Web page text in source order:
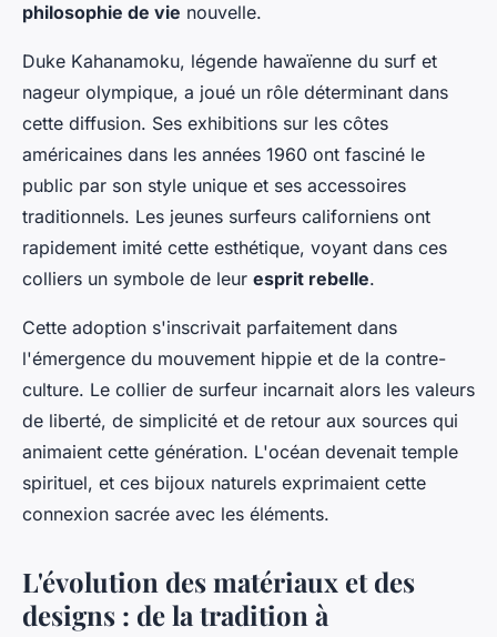
philosophie de vie nouvelle.
Duke Kahanamoku, légende hawaïenne du surf et
nageur olympique, a joué un rôle déterminant dans
cette diffusion. Ses exhibitions sur les côtes
américaines dans les années 1960 ont fasciné le
public par son style unique et ses accessoires
traditionnels. Les jeunes surfeurs californiens ont
rapidement imité cette esthétique, voyant dans ces
colliers un symbole de leur esprit rebelle.
Cette adoption s'inscrivait parfaitement dans
l'émergence du mouvement hippie et de la contre-
culture. Le collier de surfeur incarnait alors les valeurs
de liberté, de simplicité et de retour aux sources qui
animaient cette génération. L'océan devenait temple
spirituel, et ces bijoux naturels exprimaient cette
connexion sacrée avec les éléments.
L'évolution des matériaux et des
designs : de la tradition à